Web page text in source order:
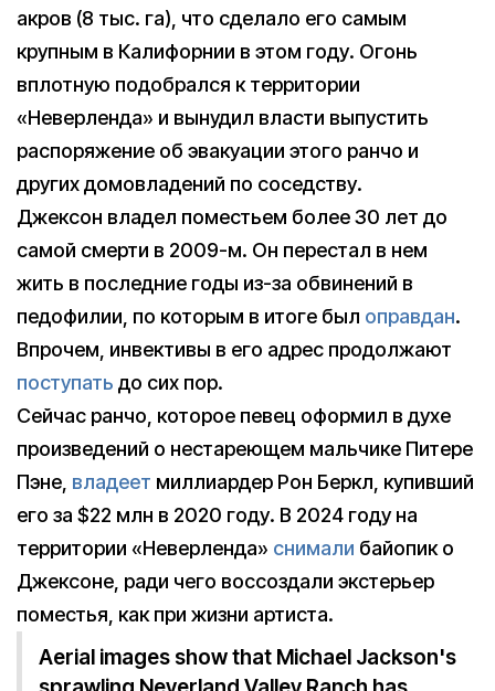
акров (8 тыс. га), что сделало его самым
крупным в Калифорнии в этом году. Огонь
вплотную подобрался к территории
«Неверленда» и вынудил власти выпустить
распоряжение об эвакуации этого ранчо и
других домовладений по соседству.
Джексон владел поместьем более 30 лет до
самой смерти в 2009-м. Он перестал в нем
жить в последние годы из-за обвинений в
педофилии, по которым в итоге был оправдан.
Впрочем, инвективы в его адрес продолжают
поступать до сих пор.
Сейчас ранчо, которое певец оформил в духе
произведений о нестареющем мальчике Питере
Пэне, владеет миллиардер Рон Беркл, купивший
его за $22 млн в 2020 году. В 2024 году на
территории «Неверленда» снимали байопик о
Джексоне, ради чего воссоздали экстерьер
поместья, как при жизни артиста.
Aerial images show that Michael Jackson's